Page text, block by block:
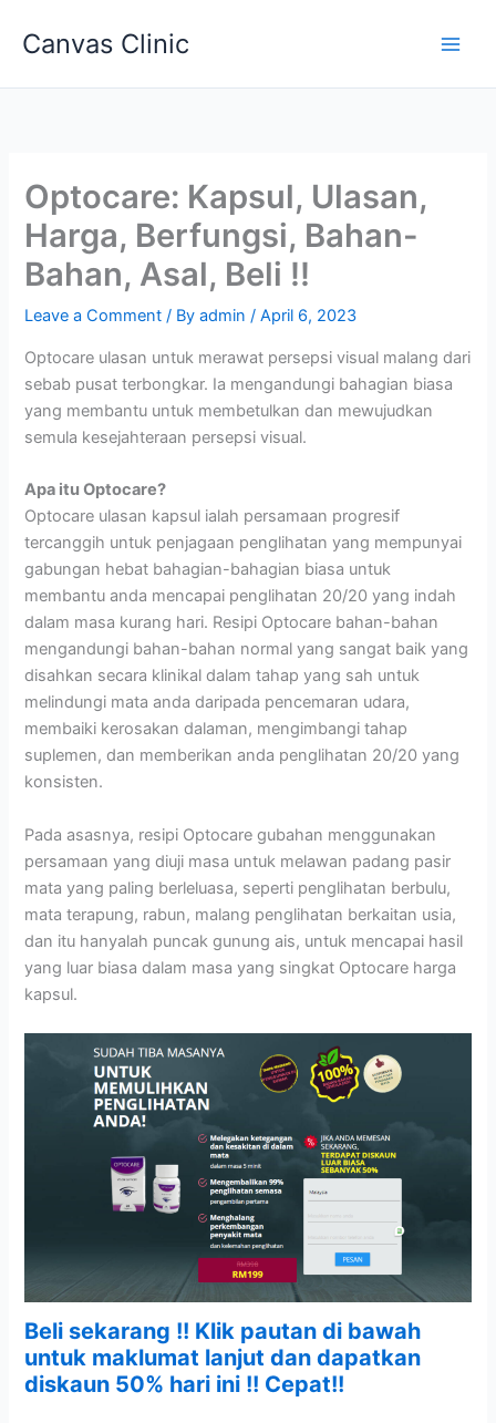
Canvas Clinic
Optocare: Kapsul, Ulasan,
Harga, Berfungsi, Bahan-
Bahan, Asal, Beli !!
Leave a Comment / Byadmin/April 6, 2023
Optocare ulasan untuk merawat persepsi visual malang dari
sebab pusat terbongkar. Ia mengandungi bahagian biasa
yang membantu untuk membetulkan dan mewujudkan
semula kesejahteraan persepsi visual.
Apa itu Optocare?
Optocare ulasan kapsul ialah persamaan progresif
tercanggih untuk penjagaan penglihatan yang mempunyai
gabungan hebat bahagian-bahagian biasa untuk
membantu anda mencapai penglihatan 20/20 yang indah
dalam masa kurang hari. Resipi Optocare bahan-bahan
mengandungi bahan-bahan normal yang sangat baik yang
disahkan secara klinikal dalam tahap yang sah untuk
melindungi mata anda daripada pencemaran udara,
membaiki kerosakan dalaman, mengimbangi tahap
suplemen, dan memberikan anda penglihatan 20/20 yang
konsisten.
Pada asasnya, resipi Optocare gubahan menggunakan
persamaan yang diuji masa untuk melawan padang pasir
mata yang paling berleluasa, seperti penglihatan berbulu,
mata terapung, rabun, malang penglihatan berkaitan usia,
dan itu hanyalah puncak gunung ais, untuk mencapai hasil
yang luar biasa dalam masa yang singkat Optocare harga
kapsul.
Beli sekarang !! Klik pautan di bawah
untuk maklumat lanjut dan dapatkan
diskaun 50% hari ini !! Cepat!!